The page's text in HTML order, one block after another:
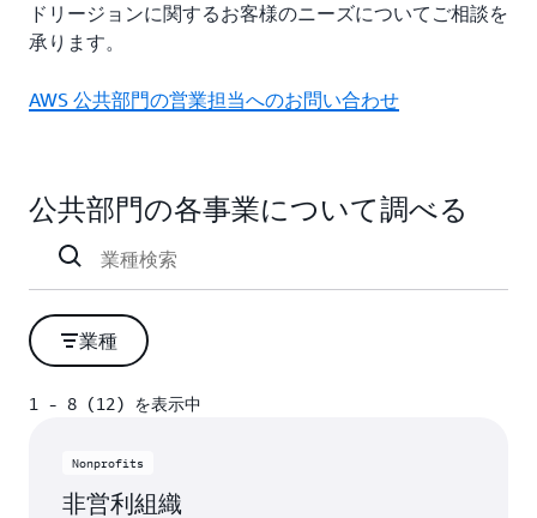
ドリージョンに関するお客様のニーズについてご相談を
承ります。
AWS 公共部門の営業担当へのお問い合わせ
公共部門の各事業について調べる
業種
1 - 8 (12) を表示中
Nonprofits
非営利組織